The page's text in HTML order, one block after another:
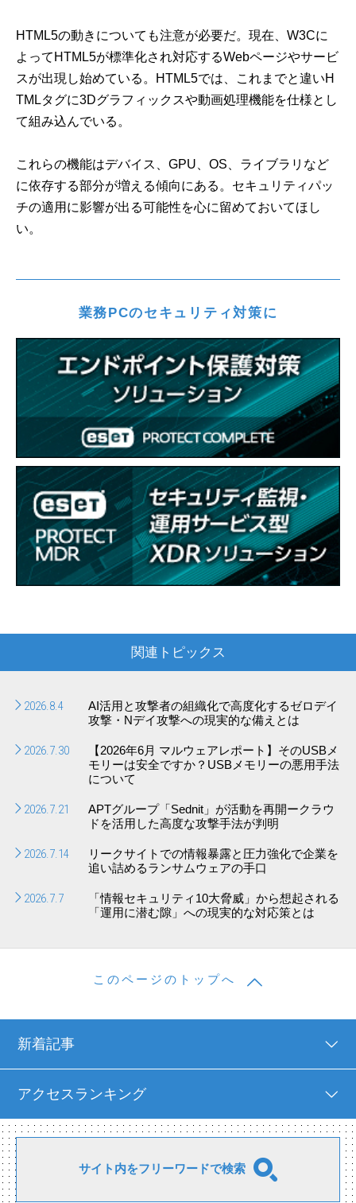
HTML5の動きについても注意が必要だ。現在、W3Cに
よってHTML5が標準化され対応するWebページやサービ
スが出現し始めている。HTML5では、これまでと違いH
TMLタグに3Dグラフィックスや動画処理機能を仕様とし
て組み込んでいる。
これらの機能はデバイス、GPU、OS、ライブラリなど
に依存する部分が増える傾向にある。セキュリティパッ
チの適用に影響が出る可能性を心に留めておいてほし
い。
業務PCのセキュリティ対策に
関連トピックス
2026.8.4
AI活用と攻撃者の組織化で高度化するゼロデイ
攻撃・Nデイ攻撃への現実的な備えとは
2026.7.30
【2026年6月 マルウェアレポート】そのUSBメ
モリーは安全ですか？USBメモリーの悪用手法
について
2026.7.21
APTグループ「Sednit」が活動を再開ークラウ
ドを活用した高度な攻撃手法が判明
2026.7.14
リークサイトでの情報暴露と圧力強化で企業を
追い詰めるランサムウェアの手口
2026.7.7
「情報セキュリティ10大脅威」から想起される
「運用に潜む隙」への現実的な対応策とは
このページのトップへ
新着記事
アクセスランキング
サイト内をフリーワードで検索